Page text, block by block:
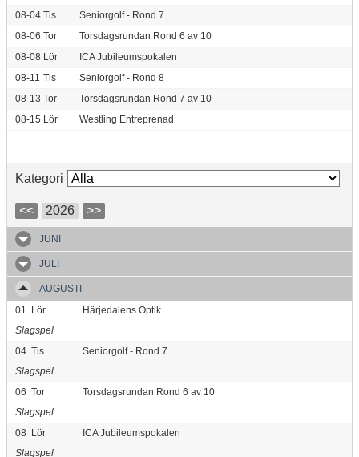
08-04 Tis
Seniorgolf - Rond 7
08-06 Tor
Torsdagsrundan Rond 6 av 10
08-08 Lör
ICA Jubileumspokalen
08-11 Tis
Seniorgolf - Rond 8
08-13 Tor
Torsdagsrundan Rond 7 av 10
08-15 Lör Westling Entreprenad
Kategori
<< 2026 >>
JUNI
JULI
AUGUSTI
01
Lör
Härjedalens Optik
Slagspel
04 Tis
Seniorgolf - Rond 7
Slagspel
06 Tor
Torsdagsrundan Rond 6 av 10
Slagspel
08 Lör
ICA Jubileumspokalen
Slagspel